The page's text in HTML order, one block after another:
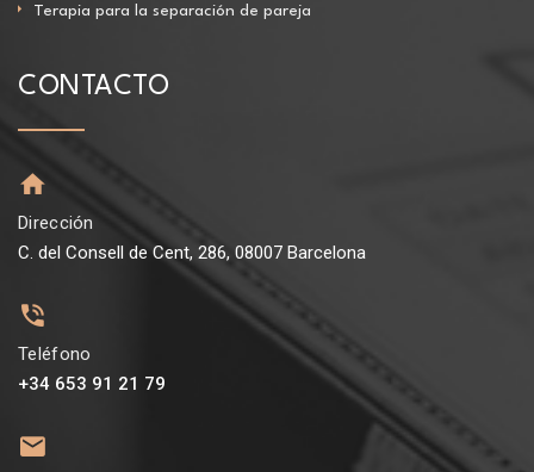
Terapia para la separación de pareja
CONTACTO
Dirección
C. del Consell de Cent, 286, 08007 Barcelona
Teléfono
+34 653 91 21 79